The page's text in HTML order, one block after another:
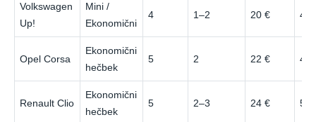
Volkswagen
Up!
Mini /
Ekonomični
4 1–2 20 € 44
Opel Corsa
Ekonomični
hečbek
5 2 22 € 48
Renault Clio
Ekonomični
hečbek
5 2–3 24 € 52